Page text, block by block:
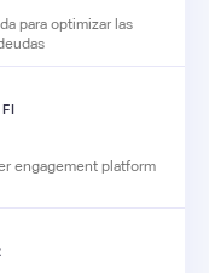
para optimizar las
FI
engagement platform